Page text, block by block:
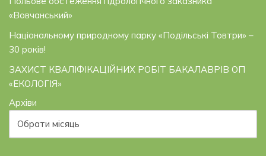
«Вовчанський»
Національному природному парку «Подільські Товтри» –
30 років!
ЗАХИСТ КВАЛІФІКАЦІЙНИХ РОБІТ БАКАЛАВРІВ ОП
«ЕКОЛОГІЯ»
Архіви